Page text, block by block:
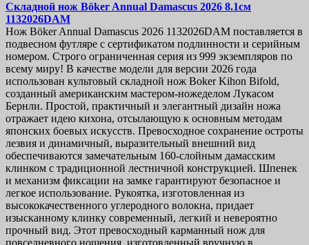
Складной нож Böker Annual Damascus 2026 8.1см
1132026DAM
Нож Böker Annual Damascus 2026 1132026DAM поставляется в
подвесном футляре с сертификатом подлинности и серийным
номером. Строго ограниченная серия из 999 экземпляров по
всему миру! В качестве модели для версии 2026 года
использован культовый складной нож Boker Kihon Bifold,
созданный американским мастером-ножеделом Лукасом
Бернли. Простой, практичный и элегантный дизайн ножа
отражает идею кихона, отсылающую к основным методам
японских боевых искусств. Превосходное сохранение остроты
лезвия и динамичный, выразительный внешний вид
обеспечиваются замечательным 160-слойным дамасским
клинком с традиционной лестничной конструкцией. Шпенек
и механизм фиксации на замке гарантируют безопасное и
легкое использование. Рукоятка, изготовленная из
высококачественного углеродного волокна, придает
изысканному клинку современный, легкий и невероятно
прочный вид. Этот превосходный карманный нож для